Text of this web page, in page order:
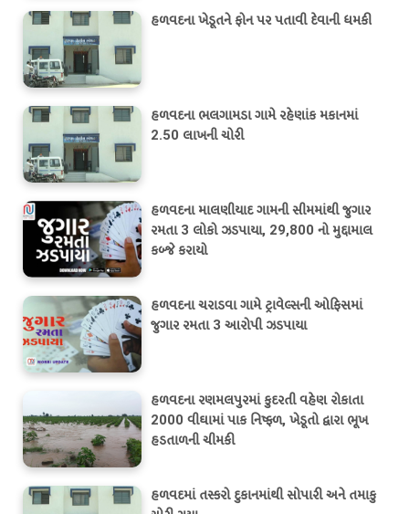
હળવદના ખેડૂતને ફોન પર પતાવી દેવાની ધમકી
હળવદના ભલગામડા ગામે રહેણાંક મકાનમાં
2.50 લાખની ચોરી
હળવદના માલણીયાદ ગામની સીમમાંથી જુગાર
રમતા 3 લોકો ઝડપાયા, 29,800 નો મુદ્દામાલ
કબ્જે કરાયો
હળવદના ચરાડવા ગામે ટ્રાવેલ્સની ઓફિસમાં
જુગાર રમતા 3 આરોપી ઝડપાયા
હળવદના રણમલપુરમાં કુદરતી વહેણ રોકાતા
2000 વીઘામાં પાક નિષ્ફળ, ખેડૂતો દ્વારા ભૂખ
હડતાળની ચીમકી
હળવદમાં તસ્કરો દુકાનમાંથી સોપારી અને તમાકુ